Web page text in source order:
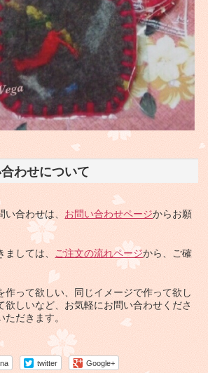
わせについて
合わせは、 お問い合わせページからお願
しては、 ご注文の流れページから、ご確
作って欲しい、同じイメージで作って欲し
欲しいなど、お気軽にお問い合わせくださ
だきます。
twitter Google+